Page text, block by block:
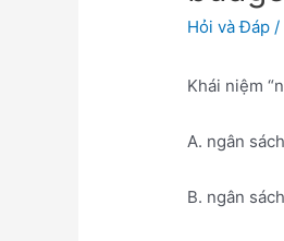
Hỏi và Đáp /
Khái niệm
A. ngân
B. ngân